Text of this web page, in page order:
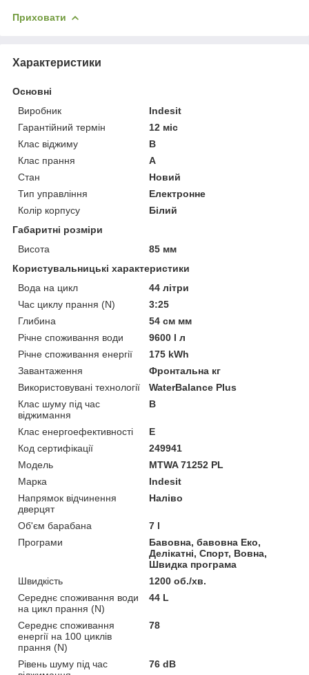
Приховати
Характеристики
Основні
Виробник
Indesit
Гарантійний термін
12 міс
Клас віджиму
B
Клас прання
A
Стан
Новий
Тип управління
Електронне
Колір корпусу
Білий
Габаритні розміри
Висота
85 мм
Користувальницькі характеристики
Вода на цикл
44 літри
Час циклу прання (N)
3:25
Глибина
54 см мм
Річне споживання води
9600 l л
Річне споживання енергії
175 kWh
Завантаження
Фронтальна кг
Використовувані технології
WaterBalance Plus
Клас шуму під час
віджимання
B
Клас енергоефективності
E
Код сертифікації
249941
Мoдель
MTWA 71252 PL
Марка
Indesit
Напрямок відчинення
дверцят
Наліво
Об'єм барабана
7 l
Програми
Бавовна, бавовна Еко,
Делікатні, Спорт, Вовна,
Швидка програма
Швидкість
1200 об./хв.
Середнє споживання води
на цикл прання (N)
44 L
Середнє споживання
енергії на 100 циклів
прання (N)
78
Рівень шуму під час
76 dB